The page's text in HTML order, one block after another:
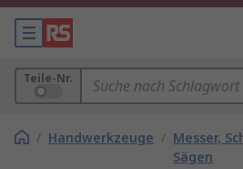
Teile-Nr.
/ Handwerkzeuge / Messer,
Sägen